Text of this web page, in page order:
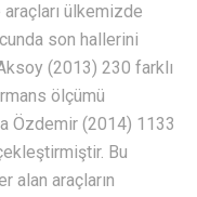
ülkemizde
son hallerini
(2013) 230 farklı
ölçümü
Özdemir (2014) 1133
Bu
alan araçların